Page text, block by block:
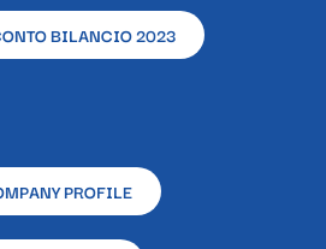
BILANCIO 2023
PROFILE